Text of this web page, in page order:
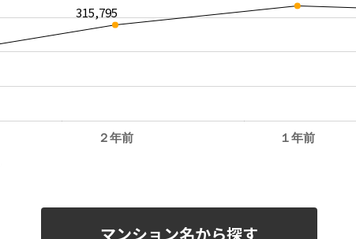
２年前 １年前
315,795
マンション名から探す